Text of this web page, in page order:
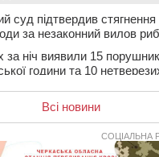
суд підтвердив
за незаконний вилов
за ніч виявили 15
години та 10
водійка збила
прокуратура через суд
188-річну церкву
Всі новини
СОЦІАЛЬНА